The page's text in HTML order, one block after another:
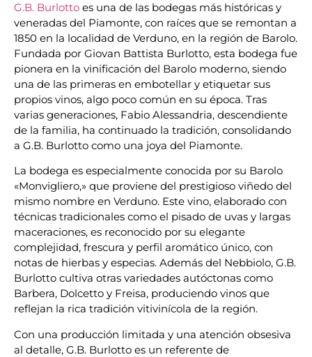
G.B. Burlotto es una de las bodegas más históricas y
veneradas del Piamonte, con raíces que se remontan a
1850 en la localidad de Verduno, en la región de Barolo.
Fundada por Giovan Battista Burlotto, esta bodega fue
pionera en la vinificación del Barolo moderno, siendo
una de las primeras en embotellar y etiquetar sus
propios vinos, algo poco común en su época. Tras
varias generaciones, Fabio Alessandria, descendiente
de la familia, ha continuado la tradición, consolidando
a G.B. Burlotto como una joya del Piamonte.
La bodega es especialmente conocida por su Barolo
«Monvigliero,» que proviene del prestigioso viñedo del
mismo nombre en Verduno. Este vino, elaborado con
técnicas tradicionales como el pisado de uvas y largas
maceraciones, es reconocido por su elegante
complejidad, frescura y perfil aromático único, con
notas de hierbas y especias. Además del Nebbiolo, G.B.
Burlotto cultiva otras variedades autóctonas como
Barbera, Dolcetto y Freisa, produciendo vinos que
reflejan la rica tradición vitivinícola de la región.
Con una producción limitada y una atención obsesiva
al detalle, G.B. Burlotto es un referente de